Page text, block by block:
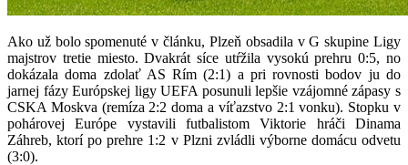
Ako už bolo spomenuté v článku, Plzeň obsadila v G skupine Ligy
majstrov tretie miesto. Dvakrát síce utŕžila vysokú prehru 0:5, no
dokázala doma zdolať AS Rím (2:1) a pri rovnosti bodov ju do
jarnej fázy Európskej ligy UEFA posunuli lepšie vzájomné zápasy s
CSKA Moskva (remíza 2:2 doma a víťazstvo 2:1 vonku). Stopku v
pohárovej Európe vystavili futbalistom Viktorie hráči Dinama
Záhreb, ktorí po prehre 1:2 v Plzni zvládli výborne domácu odvetu
(3:0).